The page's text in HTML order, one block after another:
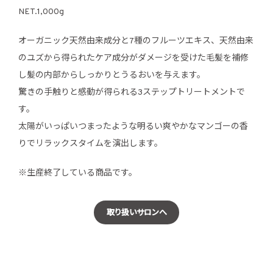
NET.1,000g
オーガニック天然由来成分と7種のフルーツエキス、天然由来
のユズから得られたケア成分がダメージを受けた毛髪を補修
し髪の内部からしっかりとうるおいを与えます。
驚きの手触りと感動が得られる3ステップトリートメントで
す。
太陽がいっぱいつまったような明るい爽やかなマンゴーの香
りでリラックスタイムを演出します。
※生産終了している商品です。
取り扱いサロンへ